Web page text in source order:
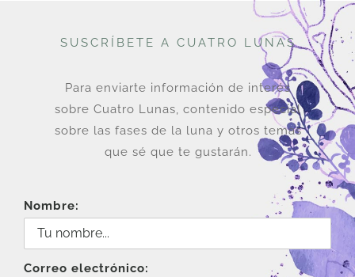
SUSCRÍBETE A CUATRO LUNAS
Para enviarte información de interés
sobre Cuatro Lunas, contenido especial
sobre las fases de la luna y otros temas
que sé que te gustarán.
Nombre:
Correo electrónico: